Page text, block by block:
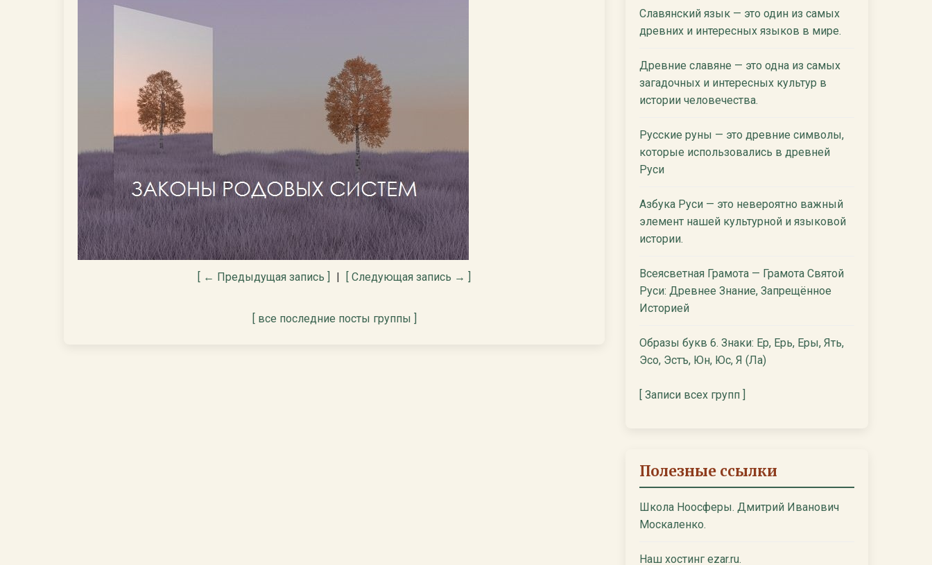
[ ← Предыдущая запись ] | [ Следующая запись → ]
[ все последние посты группы ]
Славянский язык — это один из самых
древних и интересных языков в мире.
Древние славяне — это одна из самых
загадочных и интересных культур в
истории человечества.
Русские руны — это древние символы,
которые использовались в древней
Руси
Азбука Руси — это невероятно важный
элемент нашей культурной и языковой
истории.
Всеясветная Грамота — Грамота Святой
Руси: Древнее Знание, Запрещённое
Историей
Образы букв 6. Знаки: Ер, Ерь, Еры, Ять,
Эсо, Эстъ, Юн, Юс, Я (Ла)
[ Записи всех групп ]
Полезные ссылки
Школа Ноосферы. Дмитрий Иванович
Москаленко.
Наш хостинг ezar.ru.